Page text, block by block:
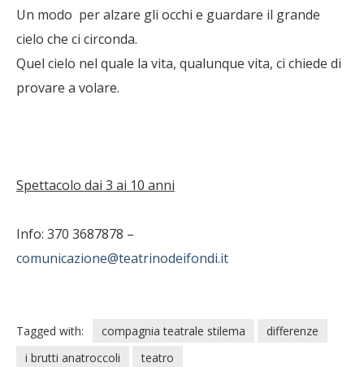
Un modo per alzare gli occhi e guardare il grande
cielo che ci circonda.
Quel cielo nel quale la vita, qualunque vita, ci chiede di
provare a volare.
Spettacolo dai 3 ai 10 anni
Info: 370 3687878 –
comunicazione@teatrinodeifondi.it
Tagged with: compagnia teatrale stilema
differenze
i brutti anatroccoli
teatro